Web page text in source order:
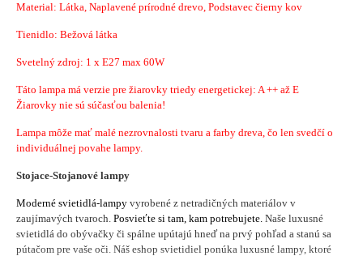
Material: Látka, Naplavené prírodné drevo, Podstavec čierny kov
Tienidlo: Bežová látka
Svetelný zdroj: 1 x E27 max 60W
Táto lampa má verzie pre žiarovky triedy energetickej: A ++ až E
Žiarovky nie sú súčasťou balenia!
Lampa môže mať malé nezrovnalosti tvaru a farby dreva, čo len svedčí o
individuálnej povahe lampy.
Stojace-Stojanové lampy
Moderné svietidlá-lampy vyrobené z netradičných materiálov v
zaujímavých tvaroch. Posvieťte si tam, kam potrebujete. Naše luxusné
svietidlá do obývačky či spálne upútajú hneď na prvý pohľad a stanú sa
pútačom pre vaše oči. Náš eshop svietidiel ponúka luxusné lampy, ktoré